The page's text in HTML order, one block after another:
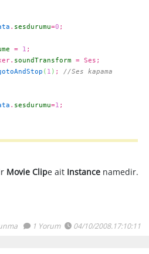
. sesdurumu=0 ;
= 1 ;
soundTransform = Ses;
( 1 ) ; //Ses kapama
. sesdurumu=1 ;
Movie Clipe ait Instance namedir.
1 Yorum 04/10/2008.17:10:11